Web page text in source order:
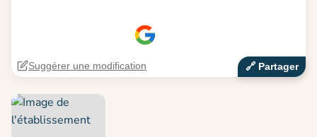
🔗‍️ Partager
Suggérer une modification